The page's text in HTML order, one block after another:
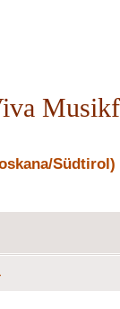
Südtirol)